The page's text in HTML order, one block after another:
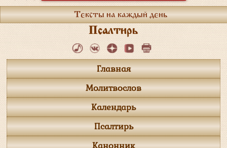
Тексты на каждый день
Псалтирь
Главная
Молитвослов
Календарь
Псалтирь